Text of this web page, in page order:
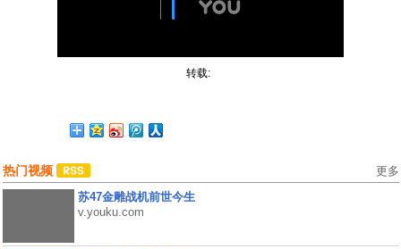
转载:
热门视频 更多
苏47金雕战机前世今生
v.youku.com